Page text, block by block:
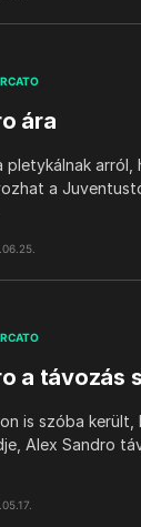
ára
pletykálnak arról,
a
a távozás
is szóba került,
Alex Sandro